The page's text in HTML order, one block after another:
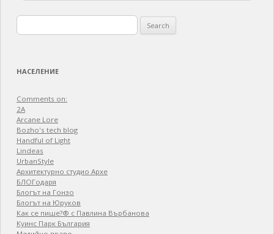
for:
НАСЕЛЕНИЕ
Comments on:
2A
Arcane Lore
Bozho's tech blog
Handful of Light
Lindeas
UrbanStyle
Архитектурно студио Архе
БЛОГодаря
Блогът на Гонзо
Блогът на Юруков
Как се пише?® с Павлина Върбанова
Куинс Парк България